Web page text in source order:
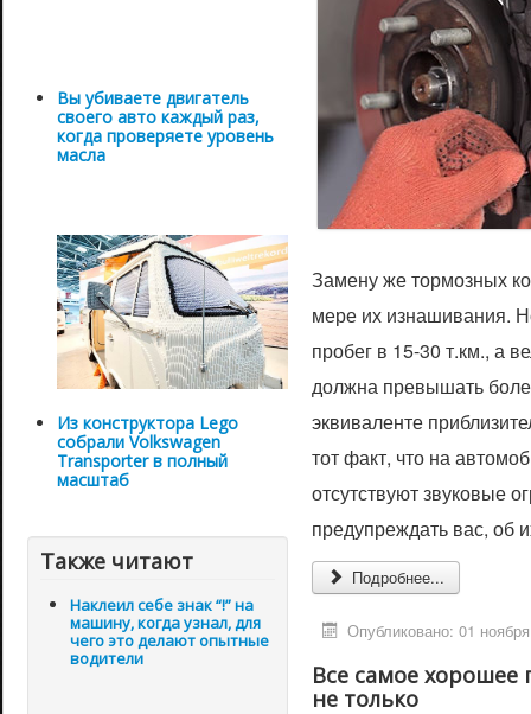
Вы убиваете двигатель
своего авто каждый раз,
когда проверяете уровень
масла
Из конструктора Lego
собрали Volkswagen
Transporter в полный
масштаб
Также читают
Наклеил себе знак “!” на
машину, когда узнал, для
чего это делают опытные
водители
Замену же тормозных
мере их изнашивания.
пробег в 15-30 т.км., а
должна превышать
эквиваленте
тот факт, что на
отсутствуют звуковые
предупреждать вас, об
Подробнее...
Опубликовано: 01
Все самое
не только